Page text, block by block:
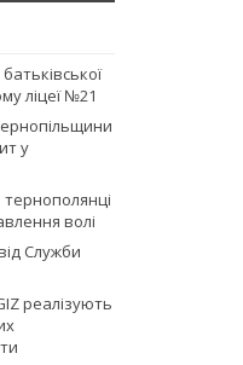
ліцеї №21
у
волі
Служби
реалізують